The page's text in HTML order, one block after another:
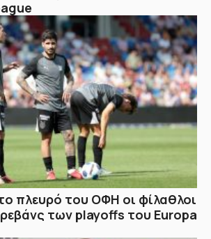
πλευρό του ΟΦΗ οι φίλαθλοι
ρεβάνς των playoffs του Europa